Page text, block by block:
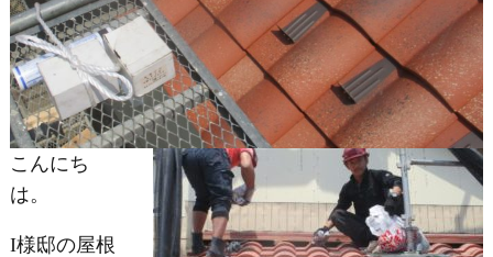
こんにち
は。
I様邸の屋根